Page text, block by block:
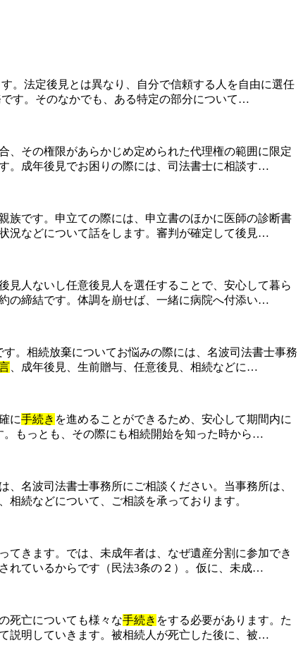
。法定後見とは異なり、自分で信頼する人を自由に選任
す。そのなかでも、ある特定の部分について…
、その権限があらかじめ定められた代理権の範囲に限定
。成年後見でお困りの際には、司法書士に相談す…
族です。申立ての際には、申立書のほかに医師の診断書
況などについて話をします。審判が確定して後見…
見人ないし任意後見人を選任することで、安心して暮ら
の締結です。体調を崩せば、一緒に病院へ付添い…
。相続放棄についてお悩みの際には、名波司法書士事務
、成年後見、生前贈与、任意後見、相続などに…
に手続き を進めることができるため、安心して期間内に
もっとも、その際にも相続開始を知った時から…
名波司法書士事務所にご相談ください。当事務所は、
相続などについて、ご相談を承っております。
てきます。では、未成年者は、なぜ遺産分割に参加でき
れているからです（民法3条の２）。仮に、未成…
死亡についても様々な手続き をする必要があります。た
説明していきます。被相続人が死亡した後に、被…